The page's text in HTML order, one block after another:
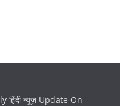
हिंदी न्यूज़ Update On